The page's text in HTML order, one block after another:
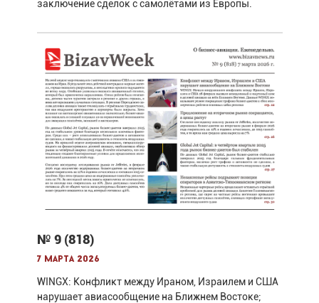
заключение сделок с самолётами из Европы.
№ 9 (818)
7 марта 2026
WINGX: Конфликт между Ираном, Израилем и США
нарушает авиасообщение на Ближнем Востоке;